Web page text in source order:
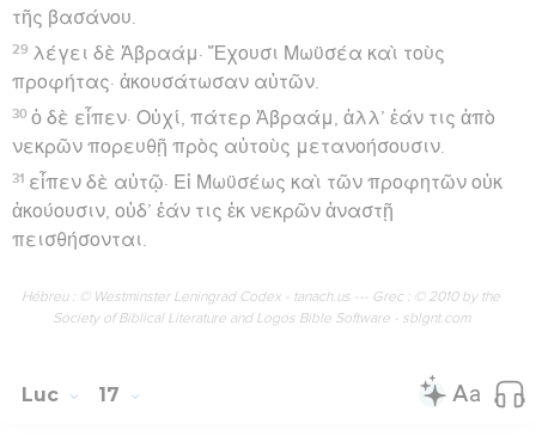
τῆς βασάνου.
29 λέγει δὲ Ἀβραάμ· Ἔχουσι Μωϋσέα καὶ τοὺς
προφήτας· ἀκουσάτωσαν αὐτῶν.
30 ὁ δὲ εἶπεν· Οὐχί, πάτερ Ἀβραάμ, ἀλλ’ ἐάν τις ἀπὸ
νεκρῶν πορευθῇ πρὸς αὐτοὺς μετανοήσουσιν.
31 εἶπεν δὲ αὐτῷ· Εἰ Μωϋσέως καὶ τῶν προφητῶν οὐκ
ἀκούουσιν, οὐδ’ ἐάν τις ἐκ νεκρῶν ἀναστῇ
πεισθήσονται.
Hébreu : © Westminster Leningrad Codex - tanach.us --- Grec : © 2010 by the
Society of Biblical Literature and Logos Bible Software - sblgnt.com
Luc 17